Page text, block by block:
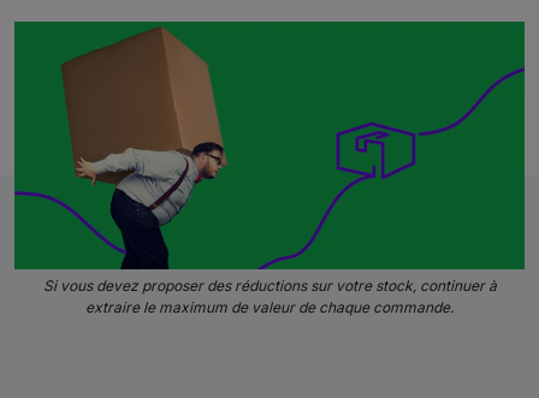
Si vous devez proposer des réductions sur votre stock, continuer à
extraire le maximum de valeur de chaque commande.